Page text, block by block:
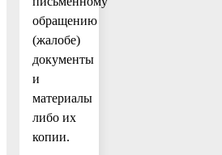
обращению
(жалобе)
документы
и
материалы
либо их
копии.